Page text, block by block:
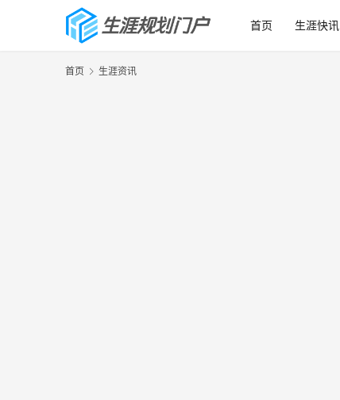
首页 生涯快讯
首页 生涯资讯